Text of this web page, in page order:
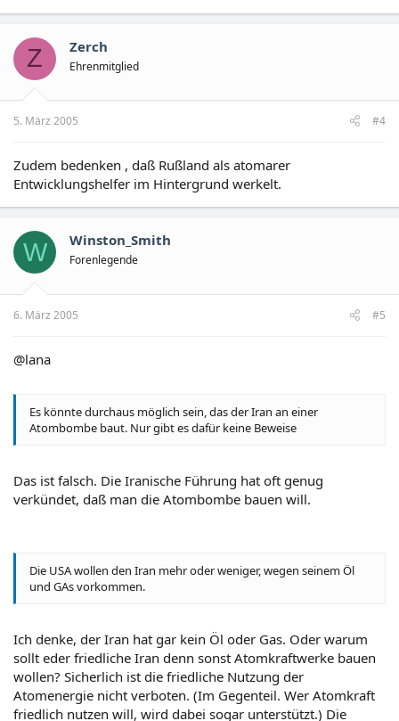
Z Zerch
Ehrenmitglied
5. März 2005 #4
Zudem bedenken , daß Rußland als atomarer
Entwicklungshelfer im Hintergrund werkelt.
W Winston_Smith
Forenlegende
6. März 2005 #5
@lana
Es könnte durchaus möglich sein, das der Iran an einer
Atombombe baut. Nur gibt es dafür keine Beweise
Das ist falsch. Die Iranische Führung hat oft genug
verkündet, daß man die Atombombe bauen will.
Die USA wollen den Iran mehr oder weniger, wegen seinem Öl
und GAs vorkommen.
Ich denke, der Iran hat gar kein Öl oder Gas. Oder warum
sollt eder friedliche Iran denn sonst Atomkraftwerke bauen
wollen? Sicherlich ist die friedliche Nutzung der
Atomenergie nicht verboten. (Im Gegenteil. Wer Atomkraft
friedlich nutzen will, wird dabei sogar unterstützt.) Die